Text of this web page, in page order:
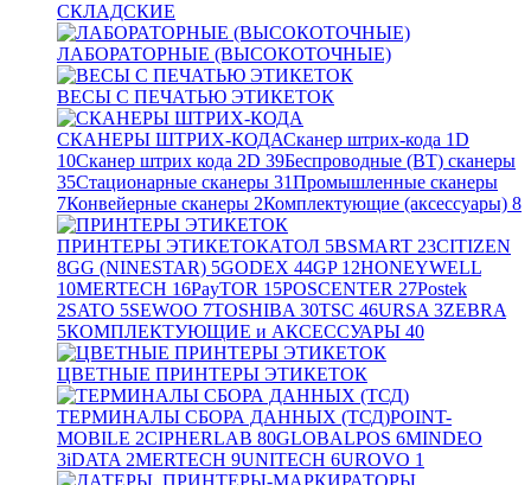
СКЛАДСКИЕ
ЛАБОРАТОРНЫЕ (ВЫСОКОТОЧНЫЕ)
ВЕСЫ С ПЕЧАТЬЮ ЭТИКЕТОК
СКАНЕРЫ ШТРИХ-КОДАСканер штрих-кода 1D
10Сканер штрих кода 2D 39Беспроводные (BT) сканеры
35Стационарные сканеры 31Промышленные сканеры
7Конвейерные сканеры 2Комплектующие (аксессуары) 8
ПРИНТЕРЫ ЭТИКЕТОКАТОЛ 5BSMART 23CITIZEN
8GG (NINESTAR) 5GODEX 44GP12HONEYWELL
10MERTECH 16PayTOR 15POSCENTER 27Postek
2SATO 5SEWOO 7TOSHIBA 30TSC 46URSA 3ZEBRA
5КОМПЛЕКТУЮЩИЕ и АКСЕССУАРЫ 40
ЦВЕТНЫЕ ПРИНТЕРЫ ЭТИКЕТОК
ТЕРМИНАЛЫ СБОРА ДАННЫХ (ТСД)POINT-
MOBILE 2CIPHERLAB 80GLOBALPOS 6MINDEO
3iDATA 2MERTECH 9UNITECH 6UROVO 1